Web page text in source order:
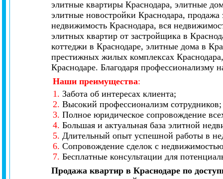
элитные квартиры Краснодара, элитные
элитные новостройки Краснодара,
недвижимость Краснодара, вся
элитных квартир от застройщика в
коттеджи в Краснодаре, элитные дома в
престижных жилых комплексах
Краснодаре. Благодаря
Наши преимущества:
1. Забота об интересах клиента;
2. Высокий профессионализм сотрудников;
3. Полное юридическое сопровождение
4. Большая и актуальная база элитной
5. Длительный опыт успешной работы в
6. Сопровождение сделок с
7. Бесплатные консультации для
Продажа квартир в Краснодаре по